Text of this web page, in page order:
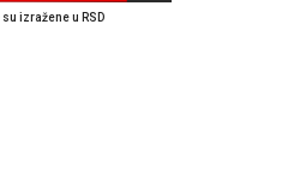
izražene u RSD